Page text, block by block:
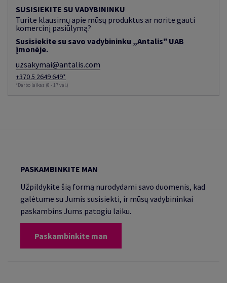
SUSISIEKITE SU VADYBININKU
Turite klausimų apie mūsų produktus ar norite gauti
komercinį pasiūlymą?
Susisiekite su savo vadybininku „Antalis" UAB
įmonėje.
uzsakymai@antalis.com
+370 5 2649 649*
*Darbo laikas (8 - 17 val.)
PASKAMBINKITE MAN
Užpildykite šią formą nurodydami savo duomenis, kad
galėtume su Jumis susisiekti, ir mūsų vadybininkai
paskambins Jums patogiu laiku.
Paskambinkite man